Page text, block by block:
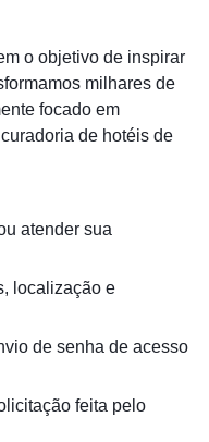
o objetivo de inspirar
milhares de
focado em
de hotéis de
atender sua
localização e
de senha de acesso
feita pelo